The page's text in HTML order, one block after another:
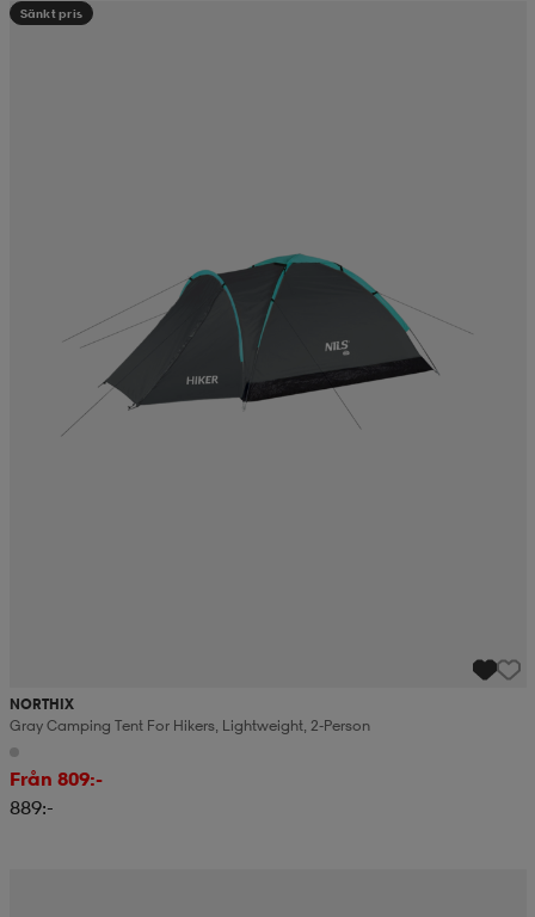
Sänkt pris
NORTHIX
Gray Camping Tent For Hikers, Lightweight, 2-Person
Från 809:-
889:-